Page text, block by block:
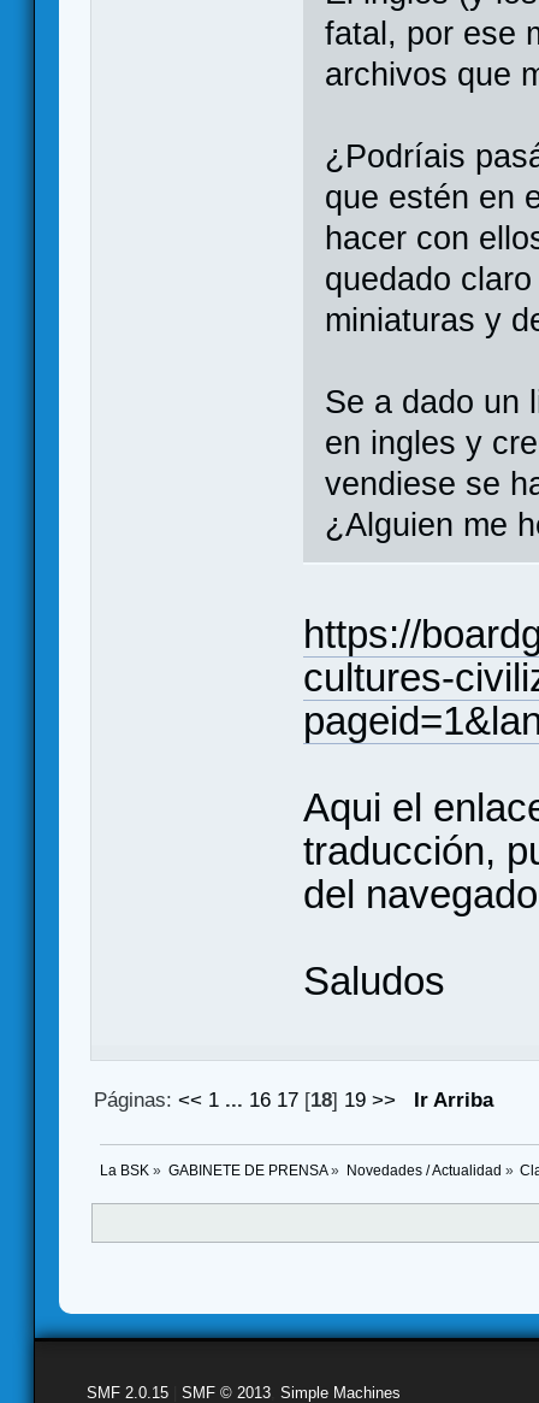
fatal, por ese
archivos que
¿Podríais
que estén en
hacer con
quedado
miniaturas y
Se a dado un
en ingles y
vendiese se
¿Alguien me
https://
cultures-
Aqui el
traducción,
del
Saludos
Páginas:<< 1 ... 16 17 [18] 19 >> Ir Arriba
La BSK » GABINETE DE PRENSA» Novedades / Actualidad »
SMF 2.0.15 SMF © 2013 Simple Machines